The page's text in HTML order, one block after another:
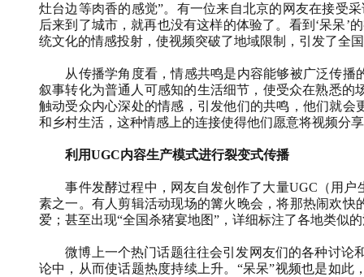
灶台边等肉香的感觉”。有一位来自北京的网友在接受
后来到了城市，就再也没有这样的体验了。看到‘呆呆’
统文化的情感投射，使视频突破了地域限制，引发了全
从传播学角度看，情感共鸣是内容能够被广泛传
叙事转化为普通人可感知的生活细节，使受众在熟悉的
触动受众内心深处的情感，引发他们的共鸣，他们就
和乡村生活，这种情感上的连接使得他们愿意将视频分
利用UGC内容生产模式进行裂变式传播
事件发酵过程中，网友自发创作了大量UGC （用
素之一。有人剪辑活动现场的篝火晚会，将那热闹欢
爱；甚至出现“全国杀猪宴地图”，详细标注了各地类似
微博上一个热门话题往往会引发网友们的各种讨论
论中，从而使话题热度持续上升。“呆呆”视频也是如